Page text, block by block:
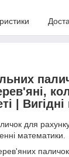
|
для
математики.